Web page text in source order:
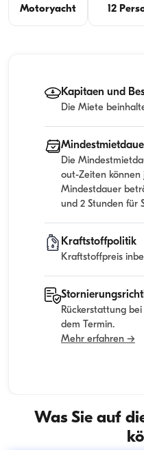
Motoryacht
12
Kapitaen und
Die Miete
Die
out-Zeiten können
Mindestdauer
und 2 Stunden für
Kraftstoffpolitik
Kraftstoffpreis
Rückerstattung
dem Termin.
Mehr erfahren →
Was Sie auf